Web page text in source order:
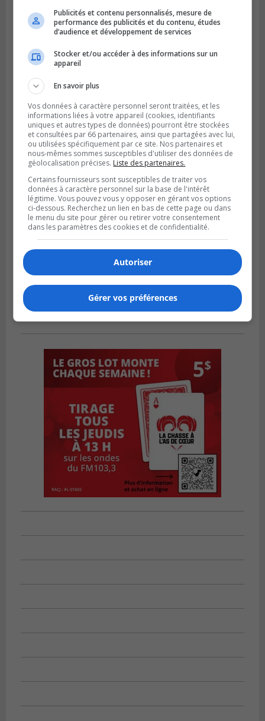
Publié le 6 août 2026 à 05h39
La grenade du camping du lac Cristal était
inoffensive
Publicités et contenu personnalisés, mesure de
performance des publicités et du contenu, études
d’audience et développement de services
Stocker et/ou accéder à des informations sur un
appareil
En savoir plus
Vos données à caractère personnel seront traitées, et les
informations liées à votre appareil (cookies, identifiants
uniques et autres types de données) pourront être stockées
et consultées par 66 partenaires, ainsi que partagées avec lui,
ou utilisées spécifiquement par ce site. Nos partenaires et
nous-mêmes sommes susceptibles d'utiliser des données de
géolocalisation précises. Liste des partenaires.
Certains fournisseurs sont susceptibles de traiter vos
données à caractère personnel sur la base de l'intérêt
légitime. Vous pouvez vous y opposer en gérant vos options
ci-dessous. Recherchez un lien en bas de cette page ou dans
le menu du site pour gérer ou retirer votre consentement
dans les paramètres des cookies et de confidentialité.
Autoriser
Gérer vos préférences